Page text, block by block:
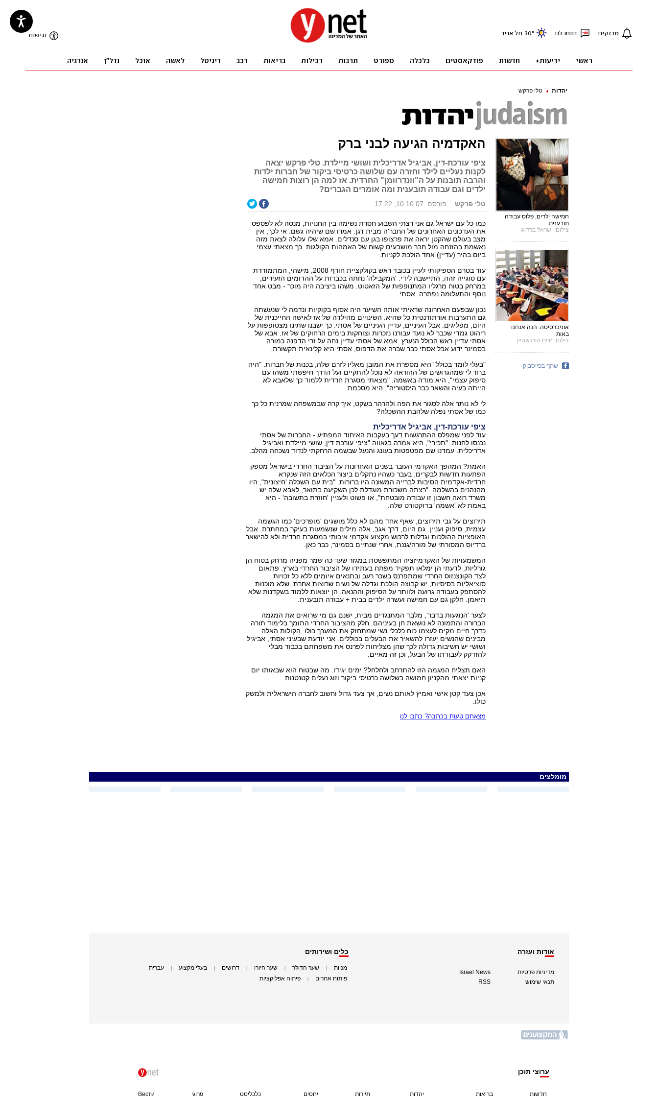
יהדות טלי פרקש
האקדמיה הגיעה לבני ברק
ציפי עורכת-דין, אביגיל אדריכלית ושושי מיילדת. טלי פרקש יצאה
לקנות נעליים לילד וחזרה עם שלושה כרטיסי ביקור של חברות ילדות
והרבה תובנות על ה"וונדרוומן" החרדית. אז למה הן רוצות חמישה
ילדים וגם עבודה תובענית ומה אומרים הגברים?
טלי פרקש פורסם: 10.10.07, 17:22
כמו כל עם ישראל גם אני רצתי השבוע חסרת נשימה בין החנויות, מנסה לא לפספס
את העדכונים האחרונים של החבר'ה מבית דגן. אמרו שם שיהיה גשם. אי לכך, אין
מצב בעולם שהקטן יראה את פרצופו בגן עם סנדלים. אמא שלו עלולה לצאת מזה
נאשמת בהזנחה מול חבר מושבעים קשוח של האמהות הקולגות. כך מצאתי עצמי
ביום בהיר (עדיין) אחד הולכת לקניות.
עוד בטרם הספיקותי לעיין בכובד ראש בקולקציית חורף 2008, מישהי, המתמודדת
עם סוגייה זהה, התיישבה לידי. 'המקבילה' נחתה בכבדות על ההדומים הזעירים,
במרחק בטוח מרגליו המתנופפות של הזאטוט. משהו ביציבה היה מוכר - מבט אחד
נוסף והתעלומה נפתרה. אסתי.
נכון שבפעם האחרונה שראיתי אותה השיער היה אסוף בקוקיות ונדמה לי שנעשתה
גם התערבות אורתודנטית כל שהיא. השינויים מהילדה של אז לאישה החייכנית של
היום, מפליגים. אבל העיניים, עדיין העיניים של אסתי. כך ישבנו שתינו מצטופפות על
ריהוט גמדי שכבר לא נועד עבורנו נזכרות וצוחקות בימים הרחוקים של אז. אבא של
אסתי עדיין ראש הכולל הנערץ. אמא של אסתי עדיין נחה על זרי הדפנה כמורה
בסמינר ידוע אבל אסתי כבר שברה את הדפוס, אסתי היא קלינאית תקשורת.
"בעלי לומד בכולל" היא מספרת את המובן מאליו לזרם שלה, בכנות של חברות. "היה
ברור לי שמהגרושים של ההוראה לא נוכל להתקיים ועל הדרך חיפשתי משהו עם
סיפוק עצמי", היא מודה באשמה. "מצאתי מסגרת חרדית ללמוד כך שלאבא לא
הייתה בעיה והשאר כבר היסטוריה", היא מסכמת.
לי לא נותר אלה לסגור את הפה ולהרהר בשקט, איך קרה שבמשפחה שמרנית כל כך
כמו של אסתי נפלה שלהבת ההשכלה?
ציפי עורכת-דין, אביגיל אדריכלית
עוד לפני שמפלס ההתרגשות דעך בעקבות האיחוד המפתיע - החברות של אסתי
נכנסו לחנות. "תכירי", היא אמרה בגאווה "ציפי עורכת דין, שושי מיילדת ואביגיל
אדריכלית. עמדנו שם מפטפטות בעונג והנעל שבשמה הרחקתי לנדוד נשכחה מהלב.
האמת? המהפך האקדמי העובר בשנים האחרונות על הציבור החרדי בישראל מספק
הפתעות חדשות לבקרים. בעבר כשהיו נתקלים ביצור הכלאים הזה שנקרא
חרדית-אקדמית הסיבות לברייה המשונה היו ברורות. "בית עם השכלה 'חיצונית", היו
מהנהנים בהשלמה. "רצתה משכורת מוגדלת לכן השקיעה בתואר; לאבא שלה יש
משרד רואה חשבון זו עבודה מובטחת", או פשוט ולעניין 'חוזרת בתשובה' - היא
באמת לא 'אשמה' בדוקטורט שלה.
תירוצים על גבי תירוצים, שאף אחד מהם לא כלל מושגים 'מופרכים' כמו הגשמה
עצמית, סיפוק ועניין. גם היום, דרך אגב, אלה מילים שנשמעות בעיקר במחתרת. אבל
האופציות ההולכות וגדלות לרכוש מקצוע אקדמי איכותי במסגרת חרדית ולא להישאר
ברדיוס המסורתי של מורה/גננת, אחרי שנתיים בסמינר, כבר כאן.
המשמעויות של האקדמיזציה המתפשטת במגזר שעד כה שמר מפניה מרחק בטוח הן
גורליות. לדעתי הן ימלאו תפקיד מפתח בעתידו של הציבור החרדי בארץ. פתאום
לצד הקונצנזוס החרדי שמתפרנס בשכר רעב ובתנאים איומים ללא כל זכויות
סוציאליות בסיסיות, יש קבוצה הולכת וגדלה של נשים שרוצות אחרת. שלא מוכנות
להסתפק בעבודה גרועה ולוותר על הסיפוק וההנאה. הן יוצאות ללמוד בשקדנות שלא
תיאמן. חלקן גם עם חמישה ועשרה ילדים בבית + עבודה תובענית.
לצער 'הנוגעות בדבר', מלבד המתנגדים מבית, ישנם גם מי שרואים את המגמה
הברורה והתמונה לא נושאת חן בעיניהם. חלק מהציבור החרדי התומך בלימוד תורה
כדרך חיים מקים לעצמו כוח כלכלי נשי שמתחזק את המערך כולו. הקולות האלה
מבינים שהנשים יעזרו להשאיר את הבעלים בכוללים. אני יודעת שבעיני אסתי, אביגיל
ושושי יש חשיבות גדולה לכך שהן מצליחות לפרנס את משפחתם בכבוד מבלי
להזדקק לעבודתו של הבעל, וכן זה מאיים.
האם תצליח המגמה הזו להתרחב ולחלחל? ימים יגידו. מה שבטוח הוא שבאותו יום
קניות יצאתי מהקניון חמושה בשלושה כרטיסי ביקור וזוג נעלים קטנטנות.
אכן צעד קטן אישי ואמיץ לאותם נשים, אך צעד גדול וחשוב לחברה הישראלית ולמשק
כולו.
מצאתם טעות בכתבה? כתבו לנו
חמישה ילדים, פלוס עבודה
תובענית
צילום: ישראל ברדוגו
אוניברסיטה. הנה אנחנו
באות
צילום: חיים הורנשטיין
שתף בפייסבוק
מומלצים
אודות ועזרה
מדיניות פרטיות
תנאי שימוש
Israel News
RSS
כלים ושירותים
מניות שער הדולר שער היורו דרושים בעלי מקצוע עברית
פיתוח אתרים פיתוח אפליקציות
ערוצי תוכן
חדשות בריאות יהדות תיירות יחסים כלכליסט פרוגי Вести